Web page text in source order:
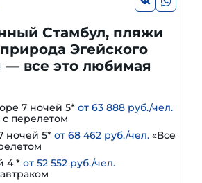
Стамбул, пляжи
Эгейского
— все это любимая
7 ночей 5* от 63 888 руб./чел.
перелетом
ночей 5* от 68 462 руб./чел. «Все
4 * от 52 552 руб./чел.